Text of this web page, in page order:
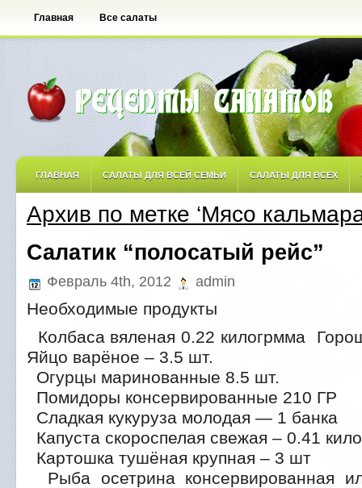
Главная Все салаты
ГЛАВНАЯ САЛАТЫ ДЛЯ ВСЕЙ СЕМЬИ САЛАТЫ ДЛЯ ВСЕХ
САЛАТЫ ОСТРЫЕ САЛАТЫ ПО АВТОРСКИМ РЕЦЕПТАМ
САЛАТЫ С ФРУКТАМИ
Архив по метке ‘Мясо
Салатик “полосатый рейс”
Февраль 4th, 2012 admin
Необходимые продукты
Колбаса вяленая 0.22 килогрмма
Яйцо варёное – 3.5 шт.
Огурцы маринованные 8.5 шт.
Помидоры консервированные 210 ГР
Сладкая кукуруза молодая — 1 банка
Капуста скороспелая свежая – 0.41 кило
Картошка тушёная крупная – 3 шт
Рыба осетрина консервированная